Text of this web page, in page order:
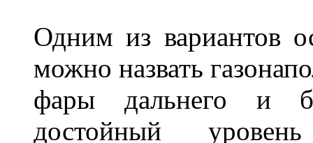
Одним из вариантов
можно назвать
фары дальнего и
достойный